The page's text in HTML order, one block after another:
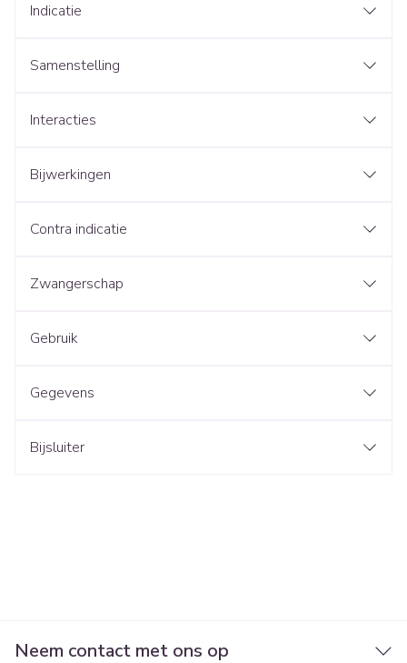
Indicatie
Samenstelling
Interacties
Bijwerkingen
Contra indicatie
Zwangerschap
Gebruik
Gegevens
Bijsluiter
Neem contact met ons op